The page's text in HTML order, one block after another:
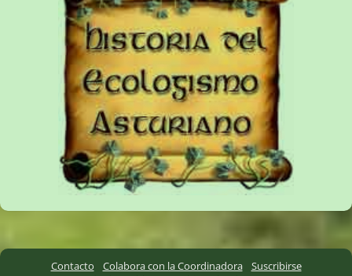
Contacto Colabora con la Coordinadora
Suscribirse